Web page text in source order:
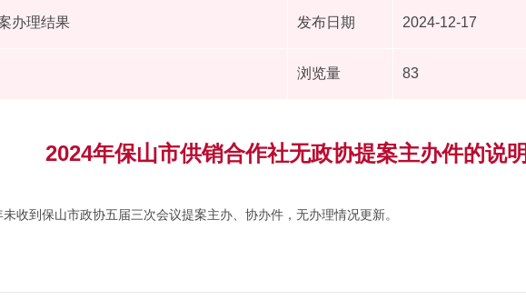
办理结果 发布日期 2024-12-17
浏览量 83
2024年保山市供销合作社无政协提案主办件的说明
收到保山市政协五届三次会议提案主办、协办件，无办理情况更新。